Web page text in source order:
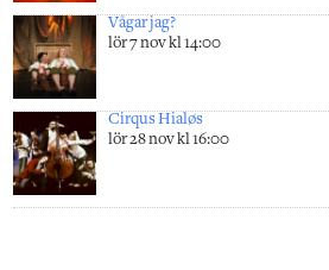
Vågar jag?
lör 7 nov kl 14:00
Cirqus Hialøs
lör 28 nov kl 16:00